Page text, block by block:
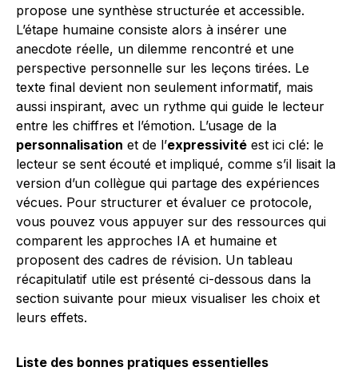
propose une synthèse structurée et accessible.
L’étape humaine consiste alors à insérer une
anecdote réelle, un dilemme rencontré et une
perspective personnelle sur les leçons tirées. Le
texte final devient non seulement informatif, mais
aussi inspirant, avec un rythme qui guide le lecteur
entre les chiffres et l’émotion. L’usage de la
personnalisation et de l’expressivité est ici clé: le
lecteur se sent écouté et impliqué, comme s’il lisait la
version d’un collègue qui partage des expériences
vécues. Pour structurer et évaluer ce protocole,
vous pouvez vous appuyer sur des ressources qui
comparent les approches IA et humaine et
proposent des cadres de révision. Un tableau
récapitulatif utile est présenté ci-dessous dans la
section suivante pour mieux visualiser les choix et
leurs effets.
Liste des bonnes pratiques essentielles